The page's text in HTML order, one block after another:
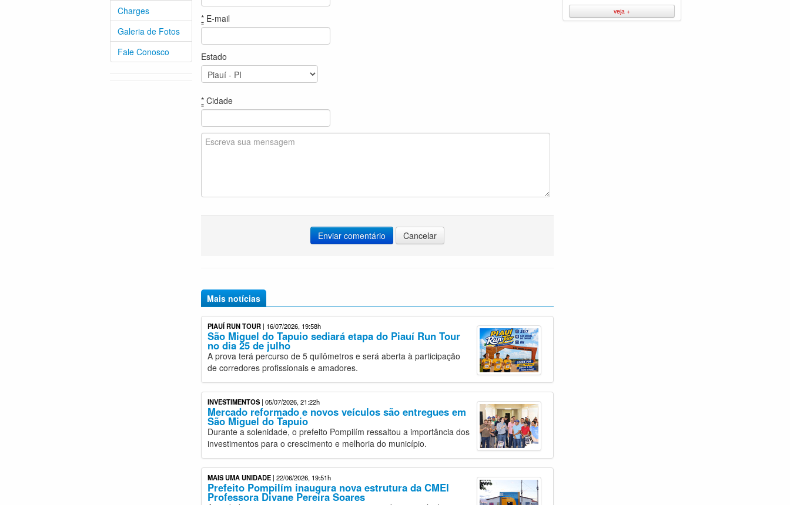
Charges
Galeria de Fotos
Fale Conosco
* E-mail
Estado
* Cidade
Mais notícias
PIAUÍ RUN TOUR | 16/07/2026, 19:58h
São Miguel do Tapuio sediará etapa do Piauí Run Tour
no dia 25 de julho
A prova terá percurso de 5 quilômetros e será aberta à participação
de corredores profissionais e amadores.
INVESTIMENTOS | 05/07/2026, 21:22h
Mercado reformado e novos veículos são entregues em
São Miguel do Tapuio
Durante a solenidade, o prefeito Pompilím ressaltou a importância dos
investimentos para o crescimento e melhoria do município.
MAIS UMA UNIDADE | 22/06/2026, 19:51h
Prefeito Pompilím inaugura nova estrutura da CMEI
Professora Divane Pereira Soares
veja +